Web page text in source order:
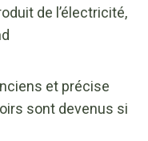
de l’électricité,
et précise
sont devenus si